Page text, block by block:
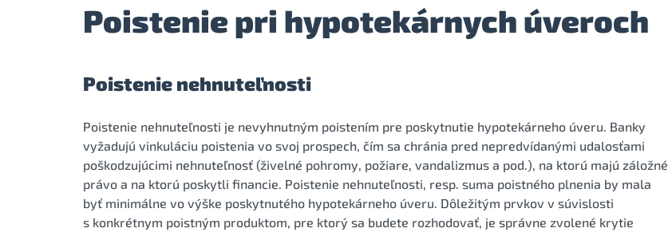
Poistenie pri hypotekárnych úveroch
Poistenie nehnuteľnosti
Poistenie nehnuteľnosti je nevyhnutným poistením pre poskytnutie hypotekárneho úveru. Banky
vyžadujú vinkuláciu poistenia vo svoj prospech, čím sa chránia pred nepredvídanými udalosťami
poškodzujúcimi nehnuteľnosť (živelné pohromy, požiare, vandalizmus a pod.), na ktorú majú záložné
právo a na ktorú poskytli financie. Poistenie nehnuteľnosti, resp. suma poistného plnenia by mala
byť minimálne vo výške poskytnutého hypotekárneho úveru. Dôležitým prvkov v súvislosti
s konkrétnym poistným produktom, pre ktorý sa budete rozhodovať, je správne zvolené krytie